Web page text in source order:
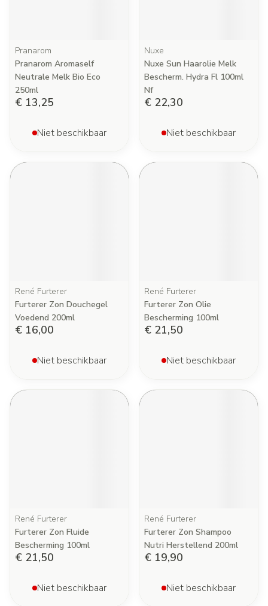
Pranarom
Pranarom Aromaself
Neutrale Melk Bio Eco
250ml
€ 13,25
Niet beschikbaar
Nuxe
Nuxe Sun Haarolie Melk
Bescherm. Hydra Fl 100ml
Nf
€ 22,30
Niet beschikbaar
René Furterer
Furterer Zon Douchegel
Voedend 200ml
€ 16,00
Niet beschikbaar
René Furterer
Furterer Zon Olie
Bescherming 100ml
€ 21,50
Niet beschikbaar
René Furterer
Furterer Zon Fluide
Bescherming 100ml
€ 21,50
Niet beschikbaar
René Furterer
Furterer Zon Shampoo
Nutri Herstellend 200ml
€ 19,90
Niet beschikbaar